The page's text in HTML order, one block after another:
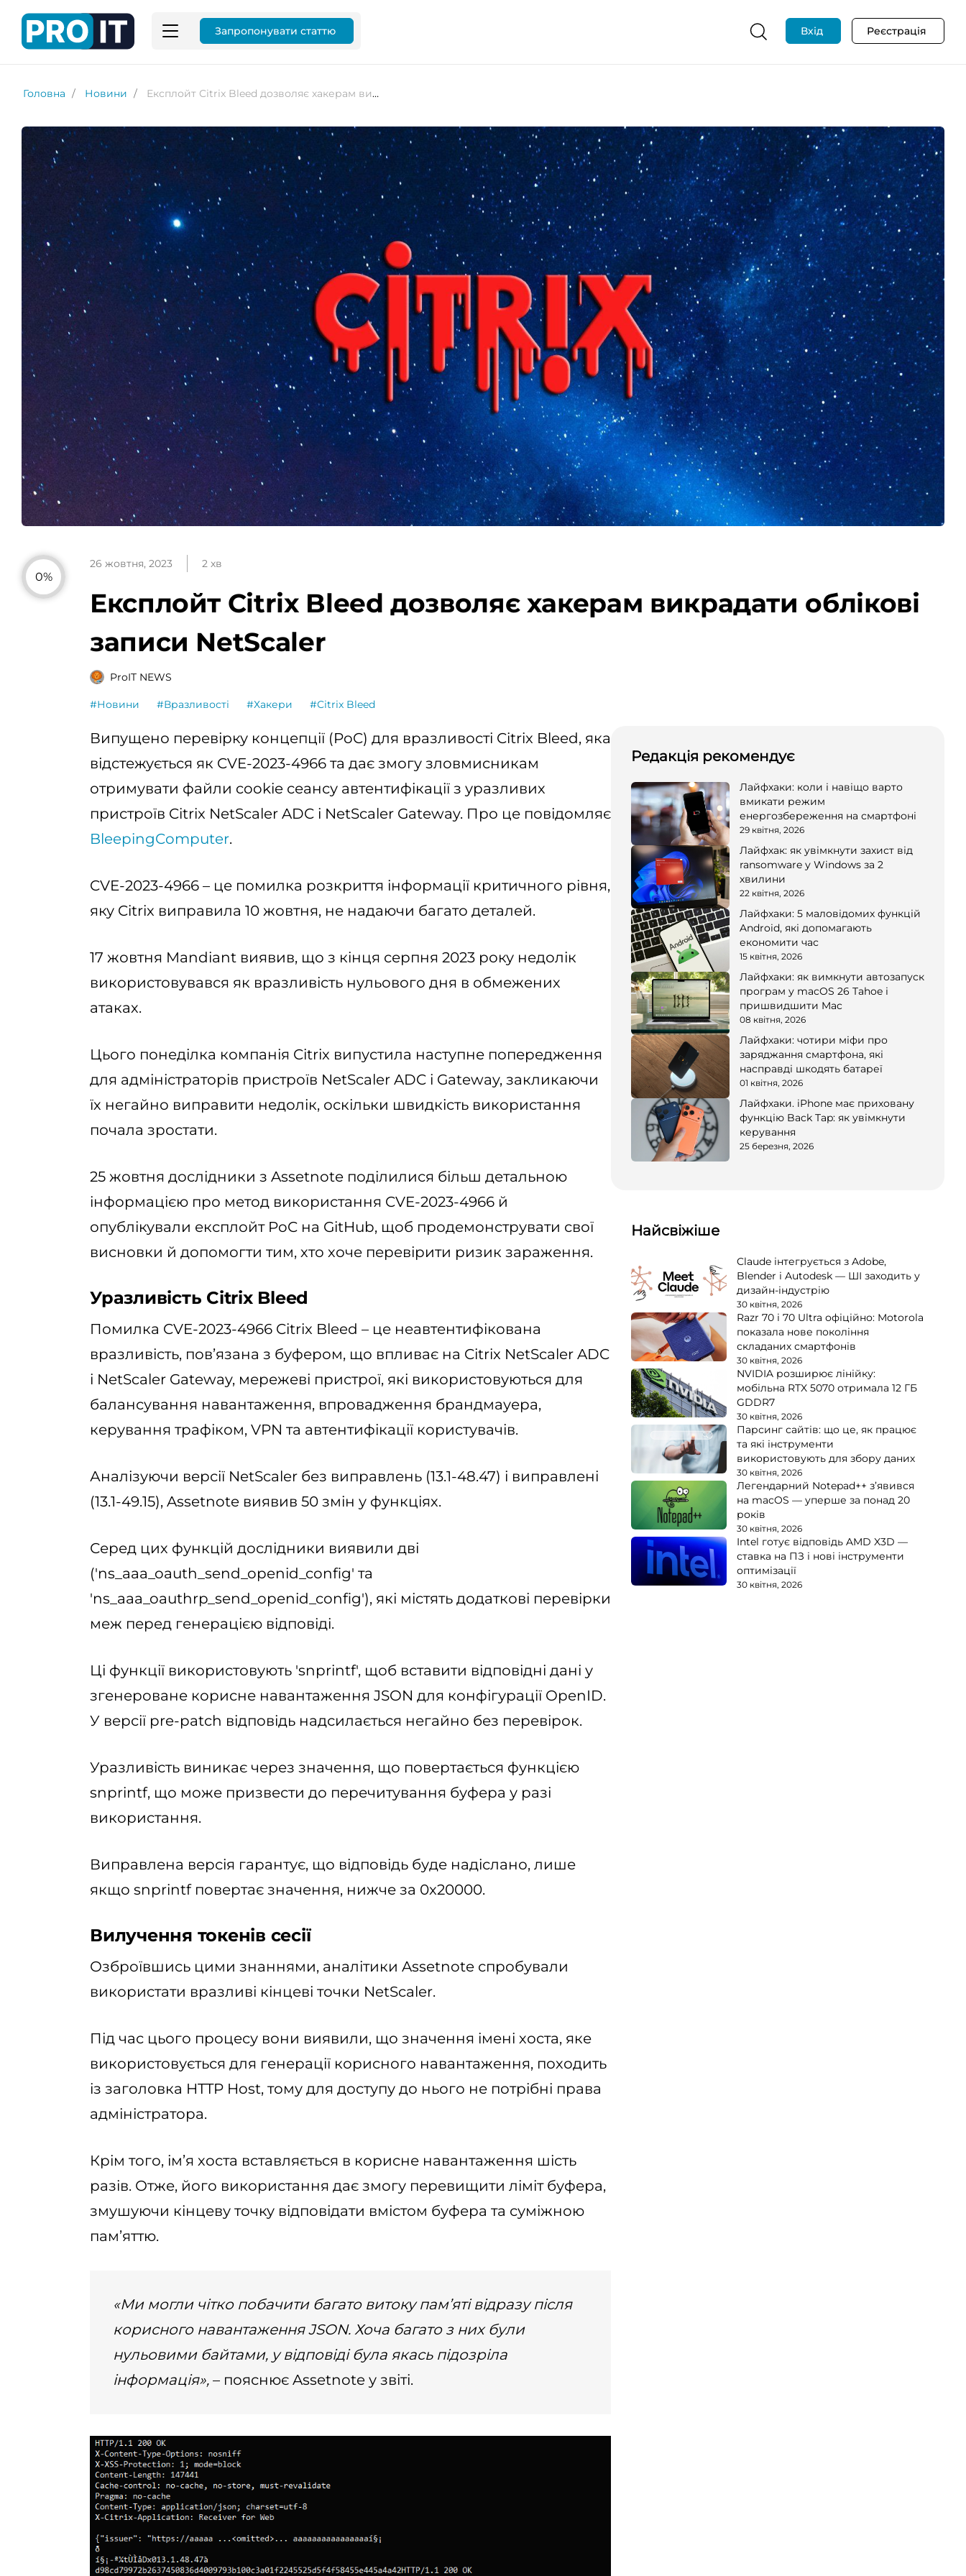
Запропонувати статтю Вхід Реєстрація
Головна Новини Експлойт Citrix Bleed дозволяє хакерам викрадати облікові записи NetScaler
0%
26 жовтня, 2023 2 хв
Експлойт Citrix Bleed дозволяє хакерам викрадати облікові
записи NetScaler
ProIT NEWS
#Новини #Вразливості #Хакери #Citrix Bleed
Випущено перевірку концепції (PoC) для вразливості Citrix Bleed, яка
відстежується як CVE-2023-4966 та дає змогу зловмисникам
отримувати файли cookie сеансу автентифікації з уразливих
пристроїв Citrix NetScaler ADC і NetScaler Gateway. Про це повідомляє
BleepingComputer.
CVE-2023-4966 – це помилка розкриття інформації критичного рівня,
яку Citrix виправила 10 жовтня, не надаючи багато деталей.
17 жовтня Mandiant виявив, що з кінця серпня 2023 року недолік
використовувався як вразливість нульового дня в обмежених
атаках.
Цього понеділка компанія Citrix випустила наступне попередження
для адміністраторів пристроїв NetScaler ADC і Gateway, закликаючи
їх негайно виправити недолік, оскільки швидкість використання
почала зростати.
25 жовтня дослідники з Assetnote поділилися більш детальною
інформацією про метод використання CVE-2023-4966 й
опублікували експлойт PoC на GitHub, щоб продемонструвати свої
висновки й допомогти тим, хто хоче перевірити ризик зараження.
Уразливість Citrix Bleed
Помилка CVE-2023-4966 Citrix Bleed – це неавтентифікована
вразливість, пов’язана з буфером, що впливає на Citrix NetScaler ADC
і NetScaler Gateway, мережеві пристрої, які використовуються для
балансування навантаження, впровадження брандмауера,
керування трафіком, VPN та автентифікації користувачів.
Аналізуючи версії NetScaler без виправлень (13.1-48.47) і виправлені
(13.1-49.15), Assetnote виявив 50 змін у функціях.
Серед цих функцій дослідники виявили дві
('ns_aaa_oauth_send_openid_config' та
'ns_aaa_oauthrp_send_openid_config'), які містять додаткові перевірки
меж перед генерацією відповіді.
Ці функції використовують 'snprintf', щоб вставити відповідні дані у
згенероване корисне навантаження JSON для конфігурації OpenID.
У версії pre-patch відповідь надсилається негайно без перевірок.
Уразливість виникає через значення, що повертається функцією
snprintf, що може призвести до перечитування буфера у разі
використання.
Виправлена версія гарантує, що відповідь буде надіслано, лише
якщо snprintf повертає значення, нижче за 0x20000.
Вилучення токенів сесії
Озброївшись цими знаннями, аналітики Assetnote спробували
використати вразливі кінцеві точки NetScaler.
Під час цього процесу вони виявили, що значення імені хоста, яке
використовується для генерації корисного навантаження, походить
із заголовка HTTP Host, тому для доступу до нього не потрібні права
адміністратора.
Крім того, ім’я хоста вставляється в корисне навантаження шість
разів. Отже, його використання дає змогу перевищити ліміт буфера,
змушуючи кінцеву точку відповідати вмістом буфера та суміжною
пам’яттю.
«Ми могли чітко побачити багато витоку пам’яті відразу після
корисного навантаження JSON. Хоча багато з них були
нульовими байтами, у відповіді була якась підозріла
інформація», – пояснює Assetnote у звіті.
Редакція рекомендує
Лайфхаки: коли і навіщо варто
вмикати режим
енергозбереження на смартфоні
29 квітня, 2026
Лайфхак: як увімкнути захист від
ransomware у Windows за 2
хвилини
22 квітня, 2026
Лайфхаки: 5 маловідомих функцій
Android, які допомагають
економити час
15 квітня, 2026
Лайфхаки: як вимкнути автозапуск
програм у macOS 26 Tahoe і
пришвидшити Mac
08 квітня, 2026
Лайфхаки: чотири міфи про
заряджання смартфона, які
насправді шкодять батареї
01 квітня, 2026
Лайфхаки. iPhone має приховану
функцію Back Tap: як увімкнути
керування
25 березня, 2026
Найсвіжіше
Claude інтегрується з Adobe,
Blender і Autodesk — ШІ заходить у
дизайн-індустрію
30 квітня, 2026
Razr 70 і 70 Ultra офіційно: Motorola
показала нове покоління
складаних смартфонів
30 квітня, 2026
NVIDIA розширює лінійку:
мобільна RTX 5070 отримала 12 ГБ
GDDR7
30 квітня, 2026
Парсинг сайтів: що це, як працює
та які інструменти
використовують для збору даних
30 квітня, 2026
Легендарний Notepad++ з’явився
на macOS — уперше за понад 20
років
30 квітня, 2026
Intel готує відповідь AMD X3D —
ставка на ПЗ і нові інструменти
оптимізації
30 квітня, 2026